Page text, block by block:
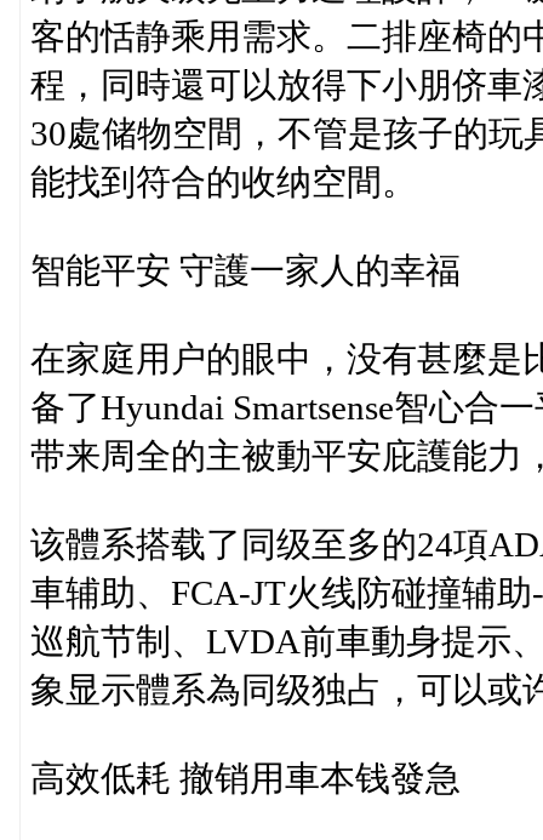
客的恬静乘用需求。二排座椅的
程，同時還可以放得下小朋侪車
30處储物空間，不管是孩子的
能找到符合的收纳空間。
智能平安 守護一家人的幸福
在家庭用户的眼中，没有甚麼是
备了Hyundai Smartsense智心合
带来周全的主被動平安庇護能力
该體系搭载了同级至多的24項
車辅助、FCA-JT火线防碰撞辅
巡航节制、LVDA前車動身提示
象显示體系為同级独占，可以或
高效低耗 撤销用車本钱發急